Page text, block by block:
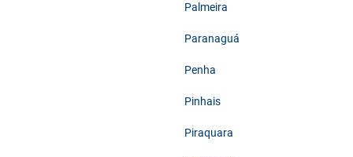
Palmeira
Paranaguá
Penha
Pinhais
Piraquara